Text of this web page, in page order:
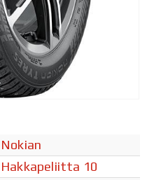
Nokian
Hakkapeliitta 10